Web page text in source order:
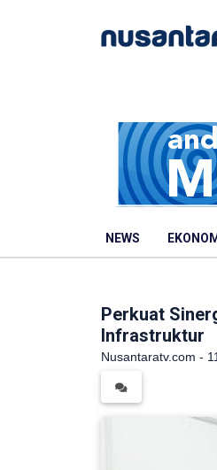
NEWS EKONOMI
Perkuat
Infrastruktur
Nusantaratv.com -